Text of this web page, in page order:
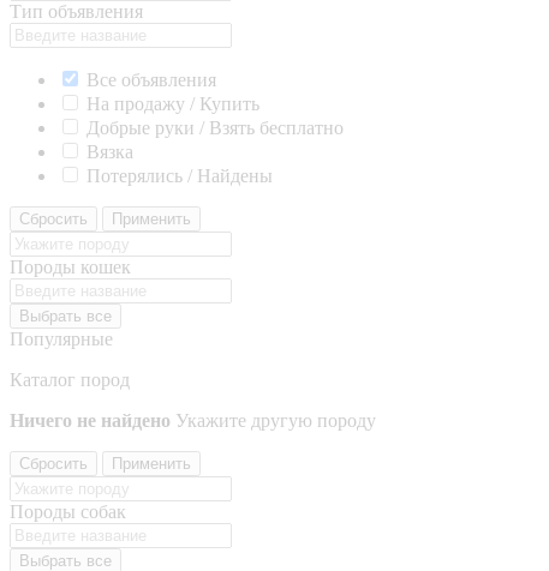
Тип объявления
Все объявления
На продажу / Купить
Добрые руки / Взять бесплатно
Вязка
Потерялись / Найдены
Сбросить Применить
Породы кошек
Выбрать все
Популярные
Каталог пород
Ничего не найдено Укажите другую породу
Сбросить Применить
Породы собак
Выбрать все